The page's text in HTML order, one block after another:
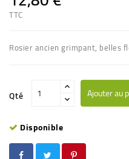
TTC
Rosier ancien grimpant, belles
Qté Ajouter au
Disponible